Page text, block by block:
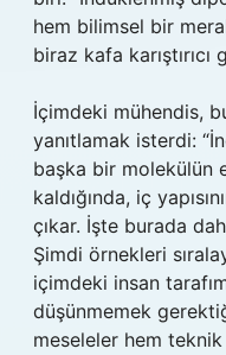
hem bilimsel bir
biraz kafa karıştırıcı
İçimdeki mühendis,
yanıtlamak isterdi:
başka bir molekülün
kaldığında, iç
çıkar. İşte burada
Şimdi örnekleri
içimdeki insan
düşünmemek
meseleler hem